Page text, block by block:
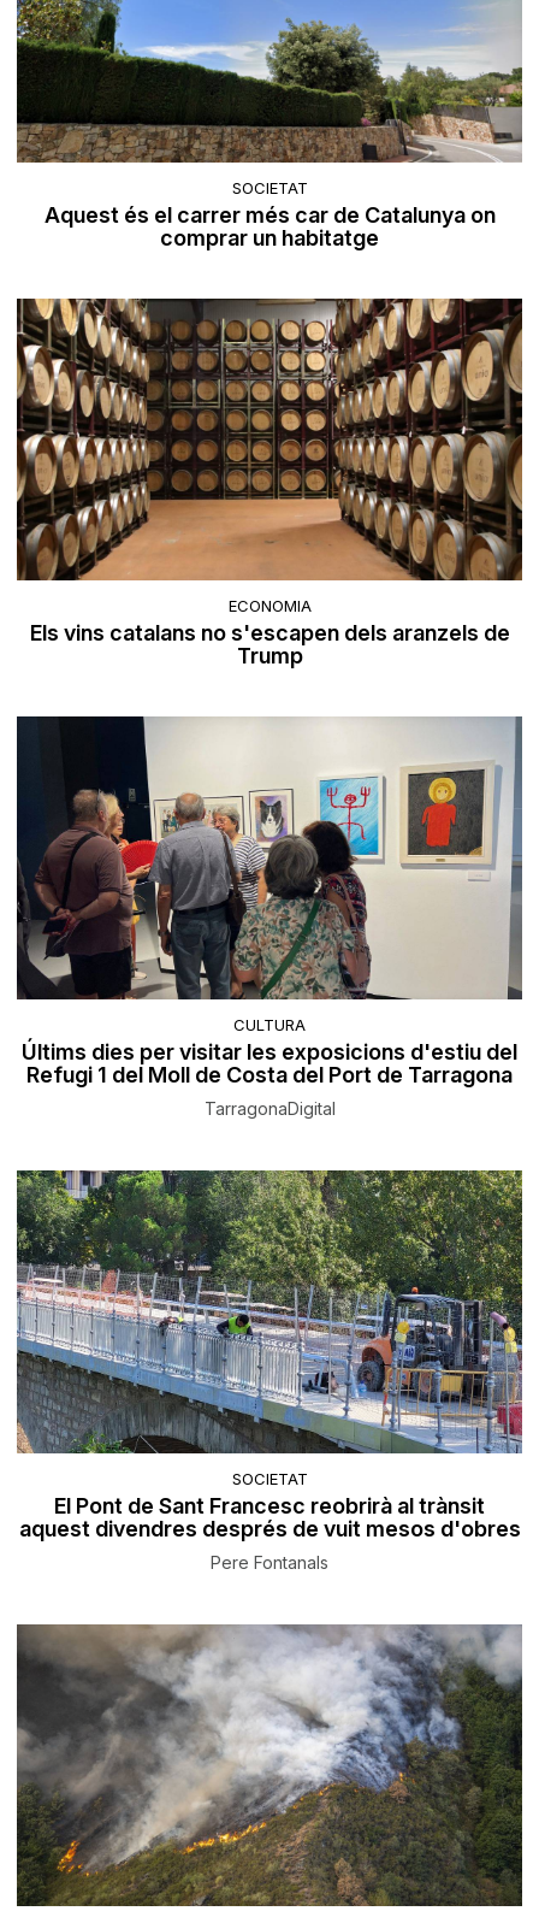
SOCIETAT
Aquest és el carrer més car de Catalunya on
comprar un habitatge
ECONOMIA
Els vins catalans no s'escapen dels aranzels de
Trump
CULTURA
Últims dies per visitar les exposicions d'estiu del
Refugi 1 del Moll de Costa del Port de Tarragona
TarragonaDigital
SOCIETAT
El Pont de Sant Francesc reobrirà al trànsit
aquest divendres després de vuit mesos d'obres
Pere Fontanals